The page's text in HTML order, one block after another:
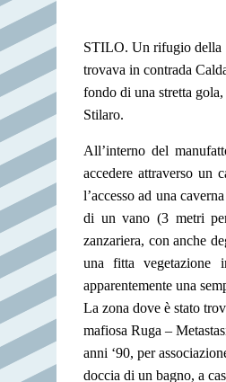
STILO. Un rifugio della
trovava in contrada
fondo di una stretta
Stilaro.
All’interno del
accedere attraverso un
l’accesso ad una
di un vano (3 metri
zanzariera, con anche
una fitta vegetazione
apparentemente una
La zona dove è stato
mafiosa Ruga –
anni ‘90, per
doccia di un bagno, a